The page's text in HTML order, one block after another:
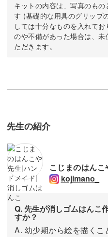
キットの内容は、写真のも
す (基礎的な用具のグリップ
しては十分なものを入れて
のや不備があった場合は、
ただきます。
先生の紹介
こじまのはんこ
kojimano_
Q. 先生が消しゴムはんこ
すか？
A. 幼少期から絵を描く